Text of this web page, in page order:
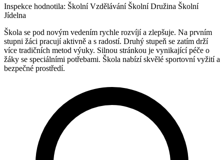
Inspekce hodnotila: Školní Vzdělávání Školní Družina Školní
Jídelna
Škola se pod novým vedením rychle rozvíjí a zlepšuje. Na prvním
stupni žáci pracují aktivně a s radostí. Druhý stupeň se zatím drží
více tradičních metod výuky. Silnou stránkou je vynikající péče o
žáky se speciálními potřebami. Škola nabízí skvělé sportovní vyžití a
bezpečné prostředí.